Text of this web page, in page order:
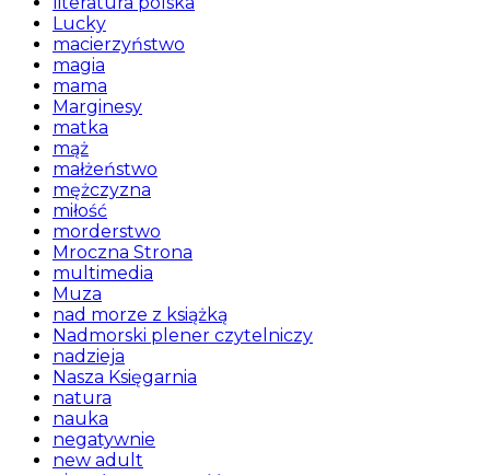
Lucky
macierzyństwo
magia
mama
Marginesy
matka
mąż
małżeństwo
mężczyzna
miłość
morderstwo
Mroczna Strona
multimedia
Muza
nad morze z książką
Nadmorski plener czytelniczy
nadzieja
Nasza Księgarnia
natura
nauka
negatywnie
new adult